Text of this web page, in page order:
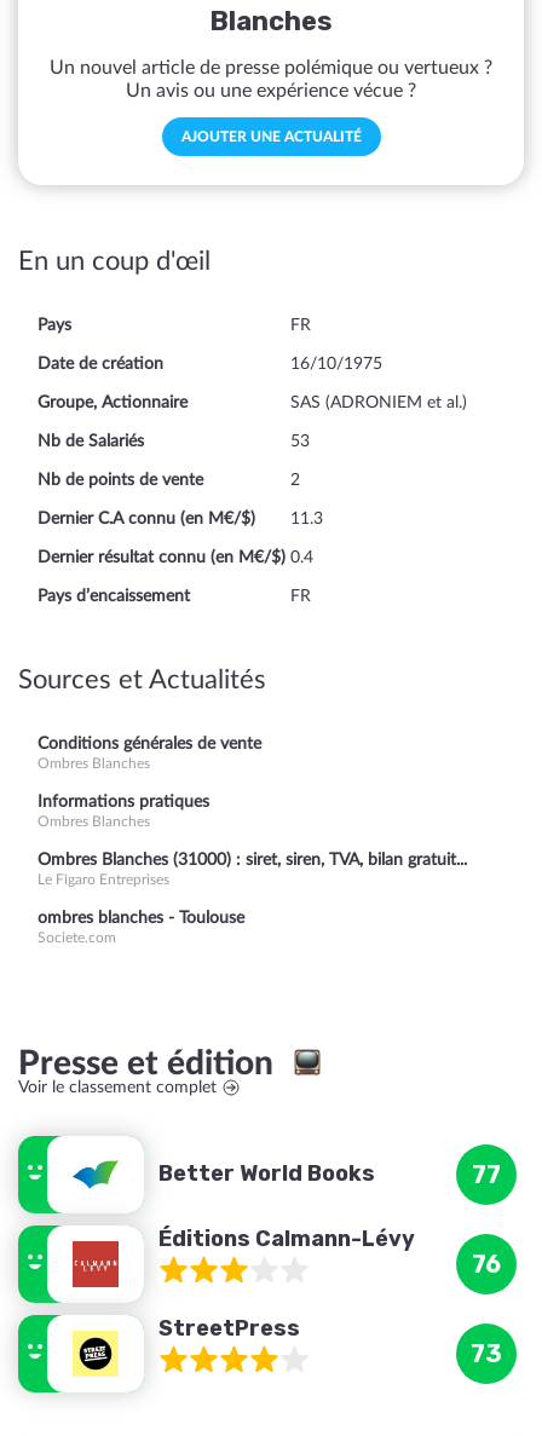
Blanches
Un nouvel article de presse polémique ou vertueux ?
Un avis ou une expérience vécue ?
AJOUTER UNE ACTUALITÉ
En un coup d'œil
Pays FR
Date de création 16/10/1975
Groupe, Actionnaire SAS (ADRONIEM et al.)
Nb de Salariés 53
Nb de points de vente 2
Dernier C.A connu (en M€/$) 11.3
Dernier résultat connu (en M€/$) 0.4
Pays d’encaissement FR
Sources et Actualités
Conditions générales de vente
Ombres Blanches
Informations pratiques
Ombres Blanches
Ombres Blanches (31000) : siret, siren, TVA, bilan gratuit...
Le Figaro Entreprises
ombres blanches - Toulouse
Societe.com
Presse et édition
Voir le classement complet
Better World Books 77
Éditions Calmann-Lévy
76
StreetPress
73